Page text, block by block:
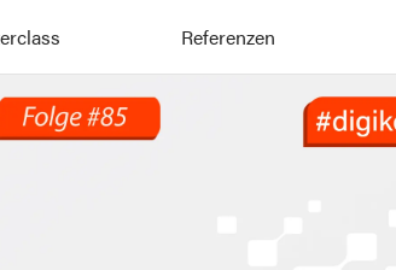
Referenzen